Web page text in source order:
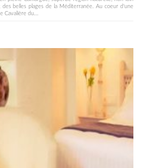
belles plages de la Méditerranée. Au coeur d'une
Cavalière du...